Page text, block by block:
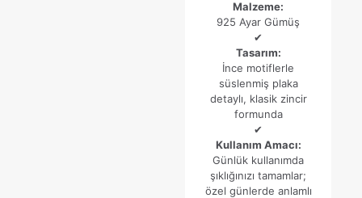
Daha sonraki yorumlarımda kullanılması için adım, e-posta
adresim ve site adresim bu tarayıcıya kaydedilsin.
Malzeme:
925 Ayar Gümüş
✔
Tasarım:
İnce motiflerle
süslenmiş plaka
detaylı, klasik zincir
formunda
✔
Kullanım Amacı:
Günlük kullanımda
şıklığınızı tamamlar;
özel günlerde anlamlı